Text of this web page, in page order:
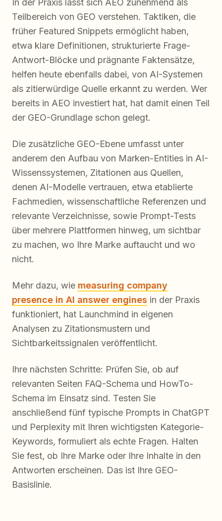
In der Praxis lässt sich AEO zunehmend als
Teilbereich von GEO verstehen. Taktiken, die
früher Featured Snippets ermöglicht haben,
etwa klare Definitionen, strukturierte Frage-
Antwort-Blöcke und prägnante Faktensätze,
helfen heute ebenfalls dabei, von AI-Systemen
als zitierwürdige Quelle erkannt zu werden. Wer
bereits in AEO investiert hat, hat damit einen Teil
der GEO-Grundlage schon gelegt.
Die zusätzliche GEO-Ebene umfasst unter
anderem den Aufbau von Marken-Entities in AI-
Wissenssystemen, Zitationen aus Quellen,
denen AI-Modelle vertrauen, etwa etablierte
Fachmedien, wissenschaftliche Referenzen und
relevante Verzeichnisse, sowie Prompt-Tests
über mehrere Plattformen hinweg, um sichtbar
zu machen, wo Ihre Marke auftaucht und wo
nicht.
Mehr dazu, wie measuring company
presence in AI answer engines in der Praxis
funktioniert, hat Launchmind in eigenen
Analysen zu Zitationsmustern und
Sichtbarkeitssignalen veröffentlicht.
Ihre nächsten Schritte: Prüfen Sie, ob auf
relevanten Seiten FAQ-Schema und HowTo-
Schema im Einsatz sind. Testen Sie
anschließend fünf typische Prompts in ChatGPT
und Perplexity mit Ihren wichtigsten Kategorie-
Keywords, formuliert als echte Fragen. Halten
Sie fest, ob Ihre Marke oder Ihre Inhalte in den
Antworten erscheinen. Das ist Ihre GEO-
Basislinie.